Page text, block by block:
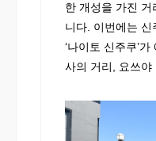
한 개성을 가진
니다. 이번에는 신
‘나이토 신주쿠’
사의 거리, 요쓰야